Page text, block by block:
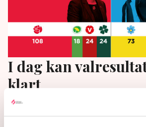
I dag kan
klart
I dag kan det avgöras vilket block